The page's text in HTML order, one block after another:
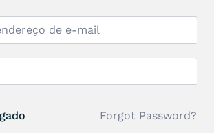
Forgot Password?